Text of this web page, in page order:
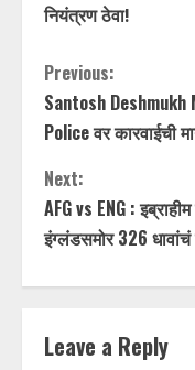
नियंत्रण ठेवा!
C
o
n
t
i
u
Previous:
Santosh Deshmukh
Police वर कारवाईची
Next:
AFG vs ENG :
इंग्लंडसमोर 326 धावांचं
Leave a Reply